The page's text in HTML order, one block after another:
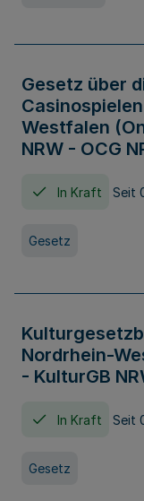
Gesetz über
Westfalen
NRW - OCG
In Kraft Seit
Gesetz
Nordrhein-
- KulturGB
In Kraft Seit
Gesetz